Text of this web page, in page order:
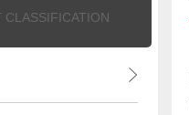
CLASSIFICATION